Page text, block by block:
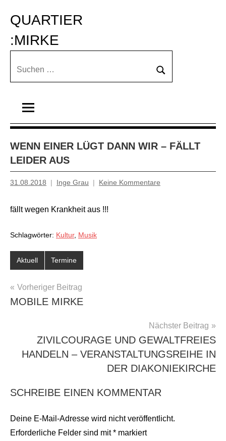
Inhalt
springen
QUARTIER
:MIRKE
Suchen
Suchen
WENN EINER LÜGT DANN WIR – FÄLLT
LEIDER AUS
31.08.2018 Inge Grau Keine Kommentare
fällt wegen Krankheit aus !!!
Schlagwörter: Kultur, Musik
Aktuell Termine
BEITRAGSNAVIGATION
Vorheriger Beitrag
MOBILE MIRKE
Nächster Beitrag
ZIVILCOURAGE UND GEWALTFREIES
HANDELN – VERANSTALTUNGSREIHE IN
DER DIAKONIEKIRCHE
SCHREIBE EINEN KOMMENTAR
Deine E-Mail-Adresse wird nicht veröffentlicht.
Erforderliche Felder sind mit* markiert